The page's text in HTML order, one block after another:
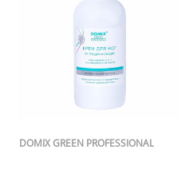
DOMIX GREEN PROFESSIONAL